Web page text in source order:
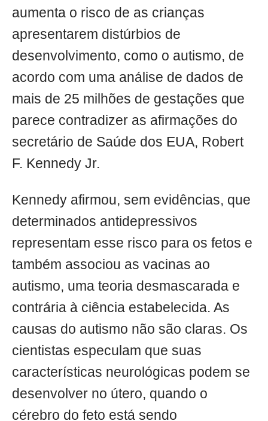
aumenta o risco de as crianças
apresentarem distúrbios de
desenvolvimento, como o autismo, de
acordo com uma análise de dados de
mais de 25 milhões de gestações que
parece contradizer as afirmações do
secretário de Saúde dos EUA, Robert
F. Kennedy Jr.
Kennedy afirmou, sem evidências, que
determinados antidepressivos
representam esse risco para os fetos e
também associou as vacinas ao
autismo, uma teoria desmascarada e
contrária à ciência estabelecida. As
causas do autismo não são claras. Os
cientistas especulam que suas
características neurológicas podem se
desenvolver no útero, quando o
cérebro do feto está sendo